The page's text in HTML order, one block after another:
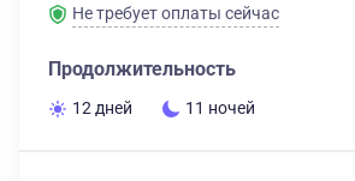
Не требует оплаты сейчас
Продолжительность
12 дней 11 ночей